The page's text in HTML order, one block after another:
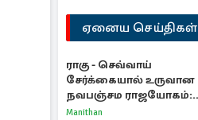
ஏனைய செய்திகள்
ராகு - செவ்வாய்
சேர்க்கையால் உருவான
நவபஞ்சம ராஜயோகம்:
அதிர்ஷ்டம் பெறும் 3
Manithan